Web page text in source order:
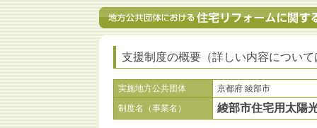
支援制度の概要（詳しい内容につい
実施地方公共団体
京都府 綾部市
制度名（事業名）
綾部市住宅用太陽